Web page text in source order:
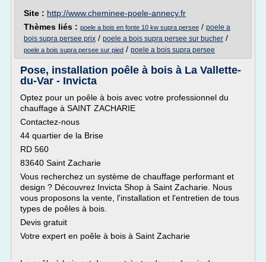
Site : http://www.cheminee-poele-annecy.fr
Thèmes liés : poele a bois en fonte 10 kw supra persee / poele a
bois supra persee prix / poele a bois supra persee sur bucher /
poele a bois supra persee sur pied / poele a bois supra persee
Pose, installation poêle à bois à La Vallette-
du-Var - Invicta
Optez pour un poêle à bois avec votre professionnel du
chauffage à SAINT ZACHARIE
Contactez-nous
44 quartier de la Brise
RD 560
83640 Saint Zacharie
Vous recherchez un système de chauffage performant et
design ? Découvrez Invicta Shop à Saint Zacharie. Nous
vous proposons la vente, l'installation et l'entretien de tous
types de poêles à bois.
Devis gratuit
Votre expert en poêle à bois à Saint Zacharie